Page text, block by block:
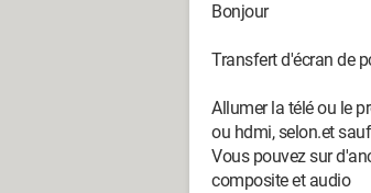
Bonjour
Transfert d'écran de
Allumer la télé ou le
ou hdmi, selon.et
Vous pouvez sur
composite et audio